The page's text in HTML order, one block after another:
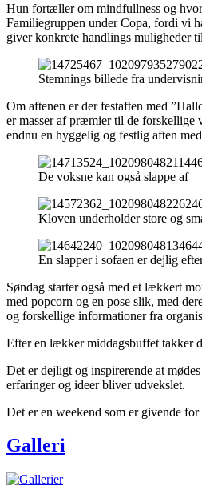
Hun fortæller om mindfullness og
Familiegruppen under Copa, fordi vi
giver konkrete handlings muligheder
Stemnings billede fra
Om aftenen er der festaften med
er masser af præmier til de forskellige
endnu en hyggelig og festlig aften
De voksne kan også slappe af
Kloven underholder store og
En slapper i sofaen er dejlig
Søndag starter også med et lækkert
med popcorn og en pose slik, med
og forskellige informationer fra
Efter en lækker middagsbuffet takker
Det er dejligt og inspirerende at
erfaringer og ideer bliver udvekslet.
Det er en weekend som er givende
Galleri